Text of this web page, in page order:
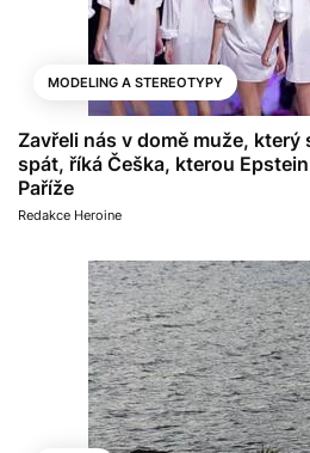
MODELING A STEREOTYPY
Zavřeli nás v domě muže, který
spát, říká Češka, kterou
Paříže
Redakce Heroine